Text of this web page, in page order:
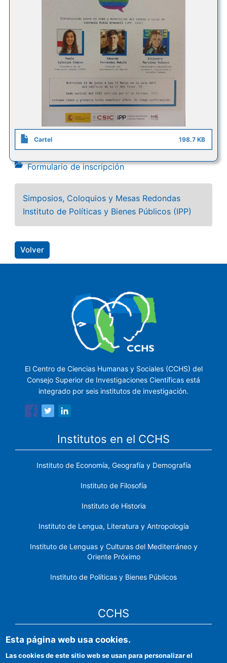
Cartel 198.7 KB
Formulario de inscripción
Simposios, Coloquios y Mesas Redondas
Instituto de Políticas y Bienes Públicos (IPP)
Volver
El Centro de Ciencias Humanas y Sociales (CCHS) del
Consejo Superior de Investigaciones Científicas está
integrado por seis institutos de investigación.
Institutos en el CCHS
Instituto de Economía, Geografía y Demografía
Instituto de Filosofía
Instituto de Historia
Instituto de Lengua, Literatura y Antropología
Instituto de Lenguas y Culturas del Mediterráneo y
Oriente Próximo
Instituto de Políticas y Bienes Públicos
CCHS
Sede electrónica CSIC
Identidad institucional
Esta página web usa cookies.
Las cookies de este sitio web se usan para personalizar el